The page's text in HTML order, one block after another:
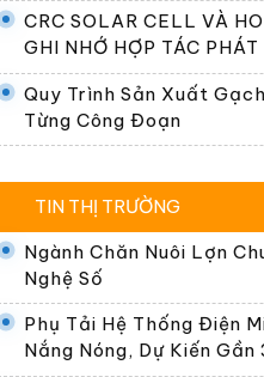
CRC SOLAR CELL VÀ
GHI NHỚ HỢP TÁC
TẠI VIỆT NAM
Quy Trình Sản Xuất
Từng Công Đoạn
TIN THỊ TRƯỜNG
Ngành Chăn Nuôi Lợn
Nghệ Số
Phụ Tải Hệ Thống Điện
Nắng Nóng, Dự Kiến